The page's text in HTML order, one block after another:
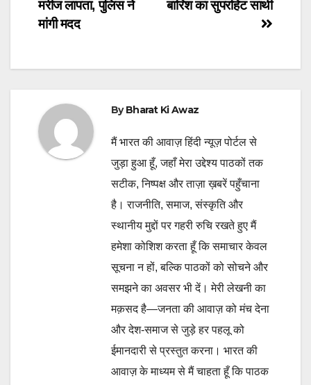
navigation
बारिश का सुपरहिट साथी
मरीज लापता, पुलिस ने
मांगी मदद
ByBharat Ki Awaz
मैं भारत की आवाज़ हिंदी न्यूज़ पोर्टल से
जुड़ा हुआ हूँ, जहाँ मेरा उद्देश्य पाठकों तक
सटीक, निष्पक्ष और ताज़ा ख़बरें पहुँचाना
है। राजनीति, समाज, संस्कृति और
स्थानीय मुद्दों पर गहरी रुचि रखते हुए मैं
हमेशा कोशिश करता हूँ कि समाचार केवल
सूचना न हों, बल्कि पाठकों को सोचने और
समझने का अवसर भी दें। मेरी लेखनी का
मक़सद है—जनता की आवाज़ को मंच देना
और देश-समाज से जुड़े हर पहलू को
ईमानदारी से प्रस्तुत करना। भारत की
आवाज़ के माध्यम से मैं चाहता हूँ कि पाठक